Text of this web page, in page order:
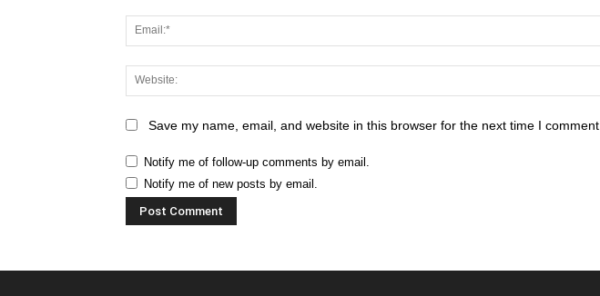
Save my name, email, and website in this browser for the next time I comment.
Notify me of follow-up comments by email.
Notify me of new posts by email.